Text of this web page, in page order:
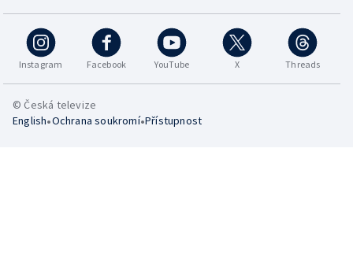
Instagram Facebook YouTube X Threads
© Česká televize
English•Ochrana soukromí•Přístupnost